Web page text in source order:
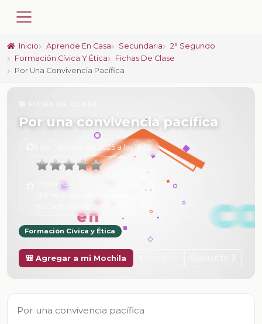
Inicio Aprende En Casa Secundaria
2° Segundo
Formación Cívica Y Ética
Fichas De Clase
Por Una Convivencia Pacífica
Por una convivencia pacífica
6 de Febrero de 2025 a las 16:59
Promedio:
Sin calificar
Formación Cívica y Ética
🎒 Agregar a mi Mochila
Por una convivencia pacífica